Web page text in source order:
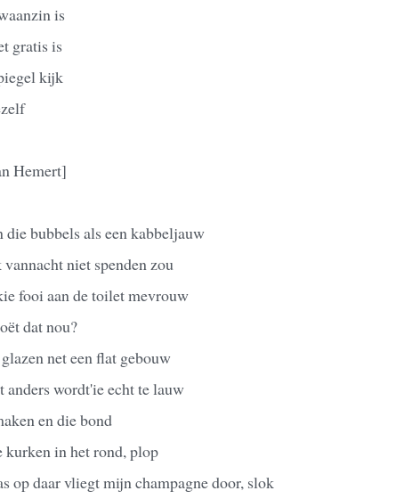
is
gratis is
kijk
Hemert]
die bubbels als een kabbeljauw
niet spenden zou
fooi aan de toilet mevrouw
dat nou?
net een flat gebouw
wordt'ie echt te lauw
en die bond
kurken in het rond, plop
op daar vliegt mijn champagne door, slok